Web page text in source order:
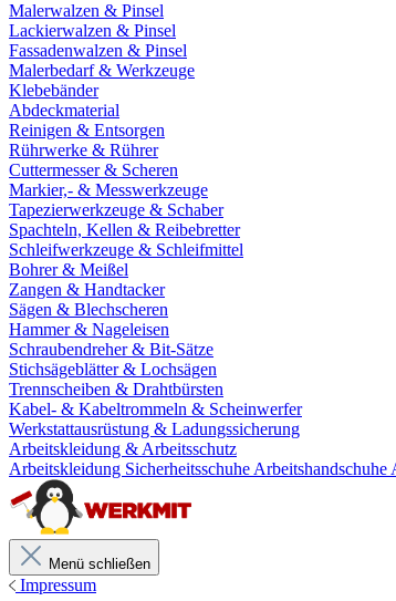
Malerwalzen & Pinsel
Lackierwalzen & Pinsel
Fassadenwalzen & Pinsel
Malerbedarf & Werkzeuge
Klebebänder
Abdeckmaterial
Reinigen & Entsorgen
Rührwerke & Rührer
Cuttermesser & Scheren
Markier,- & Messwerkzeuge
Tapezierwerkzeuge & Schaber
Spachteln, Kellen & Reibebretter
Schleifwerkzeuge & Schleifmittel
Bohrer & Meißel
Zangen & Handtacker
Sägen & Blechscheren
Hammer & Nageleisen
Schraubendreher & Bit-Sätze
Stichsägeblätter & Lochsägen
Trennscheiben & Drahtbürsten
Kabel- & Kabeltrommeln & Scheinwerfer
Werkstattausrüstung & Ladungssicherung
Arbeitskleidung & Arbeitsschutz
Arbeitskleidung Sicherheitsschuhe Arbeitshandschuhe
Menü schließen
Impressum